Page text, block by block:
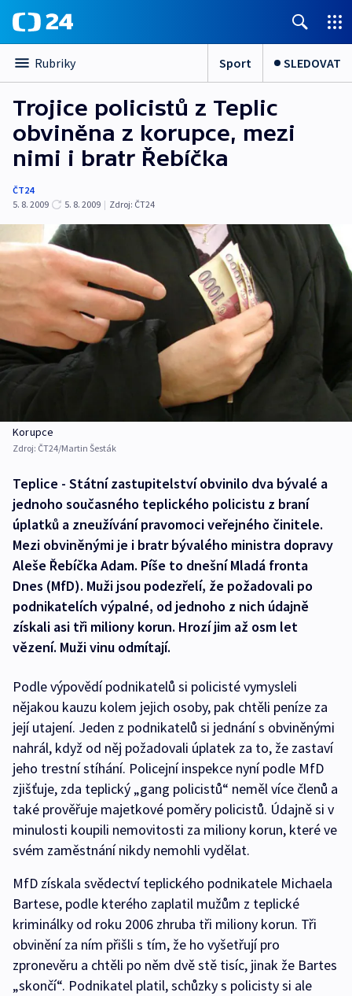
Rubriky Sport SLEDOVAT
Trojice policistů z Teplic
obviněna z korupce, mezi
nimi i bratr Řebíčka
ČT24
5. 8. 2009
5. 8. 2009 | Zdroj: ČT24
Korupce
Zdroj: ČT24/Martin Šesták
Teplice - Státní zastupitelství obvinilo dva bývalé a
jednoho současného teplického policistu z braní
úplatků a zneužívání pravomoci veřejného činitele.
Mezi obviněnými je i bratr bývalého ministra dopravy
Aleše Řebíčka Adam. Píše to dnešní Mladá fronta
Dnes (MfD). Muži jsou podezřelí, že požadovali po
podnikatelích výpalné, od jednoho z nich údajně
získali asi tři miliony korun. Hrozí jim až osm let
vězení. Muži vinu odmítají.
Podle výpovědí podnikatelů si policisté vymysleli
nějakou kauzu kolem jejich osoby, pak chtěli peníze za
její utajení. Jeden z podnikatelů si jednání s obviněnými
nahrál, když od něj požadovali úplatek za to, že zastaví
jeho trestní stíhání. Policejní inspekce nyní podle MfD
zjišťuje, zda teplický „gang policistů“ neměl více členů a
také prověřuje majetkové poměry policistů. Údajně si v
minulosti koupili nemovitosti za miliony korun, které ve
svém zaměstnání nikdy nemohli vydělat.
MfD získala svědectví teplického podnikatele Michaela
Bartese, podle kterého zaplatil mužům z teplické
kriminálky od roku 2006 zhruba tři miliony korun. Tři
obvinění za ním přišli s tím, že ho vyšetřují pro
zpronevěru a chtěli po něm dvě stě tisíc, jinak že Bartes
„skončí“. Podnikatel platil, schůzky s policisty si ale